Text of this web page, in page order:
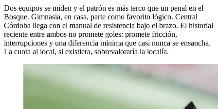
Dos equipos se miden y el patrón es más terco que un penal en el
Bosque. Gimnasia, en casa, parte como favorito lógico. Central
Córdoba llega con el manual de resistencia bajo el brazo. El historial
reciente entre ambos no promete goles: promete fricción,
interrupciones y una diferencia mínima que casi nunca se ensancha.
La cuota al local, si existiera, sobrevaloraría la localía.